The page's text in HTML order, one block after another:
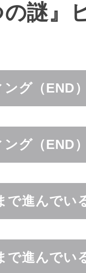
の謎』
グ（END
グ（END
で進んでい
で進んでい